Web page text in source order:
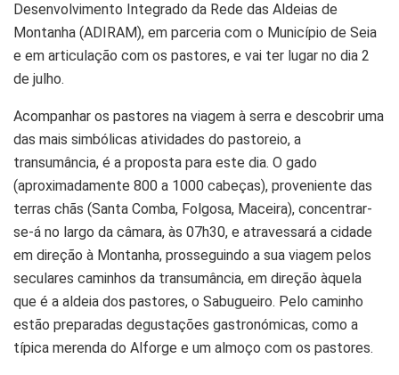
Desenvolvimento Integrado da Rede das Aldeias de
Montanha (ADIRAM), em parceria com o Município de Seia
e em articulação com os pastores, e vai ter lugar no dia 2
de julho.
Acompanhar os pastores na viagem à serra e descobrir uma
das mais simbólicas atividades do pastoreio, a
transumância, é a proposta para este dia. O gado
(aproximadamente 800 a 1000 cabeças), proveniente das
terras chãs (Santa Comba, Folgosa, Maceira), concentrar-
se-á no largo da câmara, às 07h30, e atravessará a cidade
em direção à Montanha, prosseguindo a sua viagem pelos
seculares caminhos da transumância, em direção àquela
que é a aldeia dos pastores, o Sabugueiro. Pelo caminho
estão preparadas degustações gastronómicas, como a
típica merenda do Alforge e um almoço com os pastores.